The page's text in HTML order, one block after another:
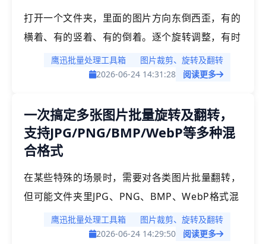
打开一个文件夹，里面的图片方向东倒西歪，有的
横着、有的竖着、有的倒着。逐个旋转调整，有时
需要耗费大量时间，「鹰迅批量处理工具箱」支持
混合格式图片批量旋转和翻转，预设旋转角度，也
转方式，所有图片一次性摆正，输出格式保持不
变。
鹰迅批量处理工具箱
图片裁剪、旋转及翻转
2026-06-24 14:31:28
阅读更多
一次搞定多张图片批量旋转及翻转，
支持JPG/PNG/BMP/WebP等多种混
合格式
在某些特殊的场景时，需要对各类图片批量翻转，
但可能文件夹里JPG、PNG、BMP、WebP格式混
在一起。市面不少旋转工具只支持单一格式，面对
格式混杂的情况得先分类再分批处理，操作繁琐。
鹰迅批量处理工具箱
图片裁剪、旋转及翻转
2026-06-24 14:29:50
阅读更多